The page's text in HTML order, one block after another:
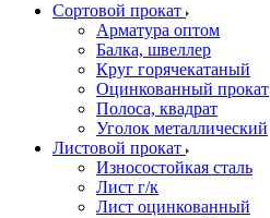
Сортовой прокат
Арматура оптом
Балка, швеллер
Круг горячекатаный
Оцинкованный прокат
Полоса, квадрат
Уголок металлический
Листовой прокат
Износостойкая сталь
Лист г/к
Лист оцинкованный